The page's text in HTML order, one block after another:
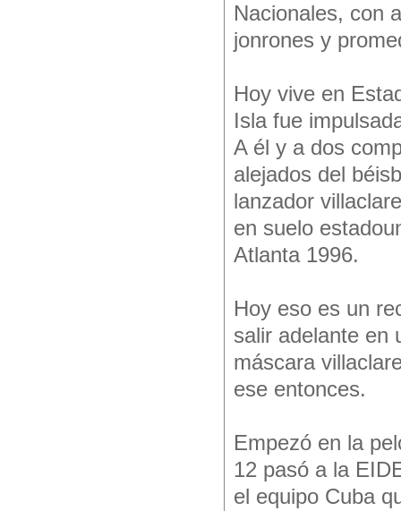
Nacionales, con
jonrones y
Hoy vive en
Isla fue
A él y a dos
alejados del
lanzador
en suelo
Atlanta 1996.
Hoy eso es un
salir adelante en
máscara
ese entonces.
Empezó en la
12 pasó a la
el equipo Cuba